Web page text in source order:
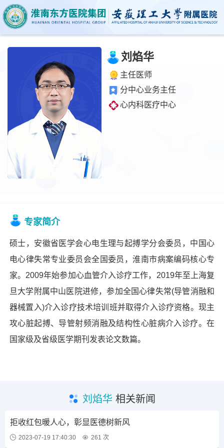
刘焰华
主任医师
分中心业务主任
心内科医疗中心
专家简介
硕士，安徽省医学会心电生理与起搏学分会委员，中国心
电心律失常专业委员会全国委员，淮南市病案编码核心专
家。2009年始参加心血管介入诊疗工作，2019年至上海复
旦大学附属中山医院进修，参加全国心律失常(导管消融和
器械置入)介入诊疗技术培训班并取得介入诊疗资格。现主
攻心脏起搏、导管射频消融及结构性心脏病介入诊疗。在
国家级及省级医学期刊发表论文数篇。
刘焰华 相关新闻
拒收红包暖人心，彰显医德树新风
2023-07-19 17:40:30 261 次